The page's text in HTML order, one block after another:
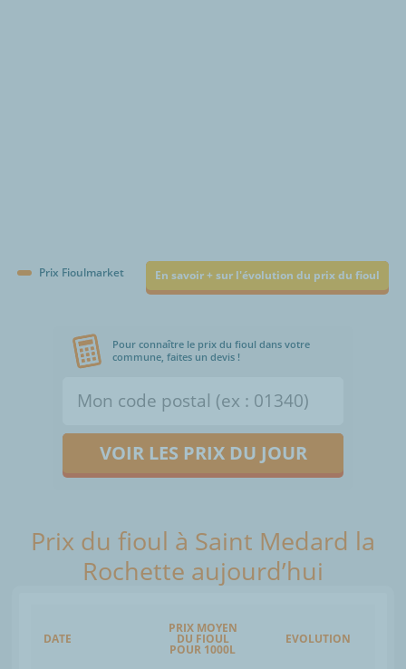
Prix Fioulmarket En savoir + sur l'évolution du prix du fioul
Pour connaître le prix du fioul dans votre
commune, faites un devis !
VOIR LES PRIX DU JOUR
Prix du fioul à Saint Medard la
Rochette aujourd’hui
DATE
PRIX MOYEN
DU FIOUL
POUR 1000L
EVOLUTION